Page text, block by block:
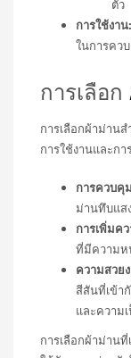
ตัว
การใช้งาน:
ในการคว
การเลือก
การเลือกผ้าม่าน
การใช้งานและก
การควบคุ
ม่านทึบแส
การเพิ่มค
ที่มีความห
ความสวย
สีสันที่เข้า
และความ
การเลือกผ้าม่าน